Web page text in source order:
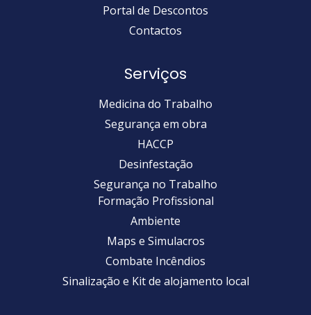
Portal de Descontos
Contactos
Serviços
Medicina do Trabalho
Segurança em obra
HACCP
Desinfestação
Segurança no Trabalho
Formação Profissional
Ambiente
Maps e Simulacros
Combate Incêndios
Sinalização e Kit de alojamento local